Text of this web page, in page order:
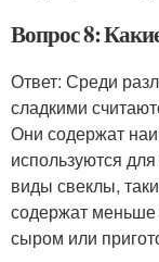
Вопрос 8:
Ответ: Среди
сладкими
Они содержат
используются
виды свеклы,
содержат меньше
сыром или